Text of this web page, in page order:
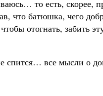
то есть, скорее,
что батюшка, чего
отогнать, забить
все мысли о